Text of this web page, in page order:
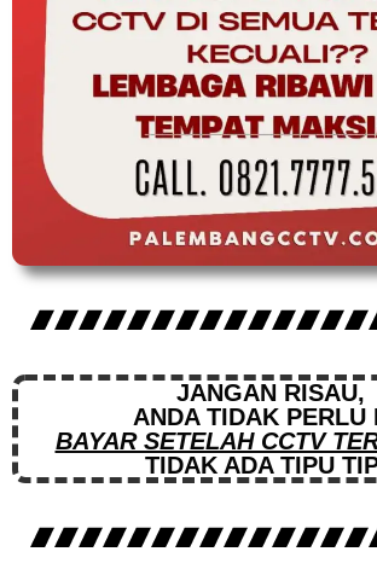
JANGAN RISAU,
ANDA TIDAK PERLU
BAYAR SETELAH CCTV
TIDAK ADA TIPU